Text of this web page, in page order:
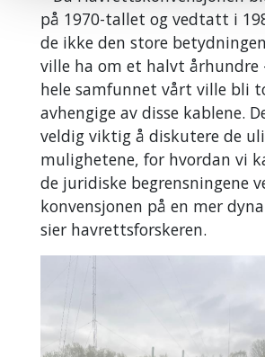
på 1970-tallet og vedtatt i
de ikke den store
ville ha om et halvt århundre
hele samfunnet vårt ville bli
avhengige av disse kablene.
veldig viktig å diskutere de
mulighetene, for hvordan vi
de juridiske begrensningene
konvensjonen på en mer
sier havrettsforskeren.